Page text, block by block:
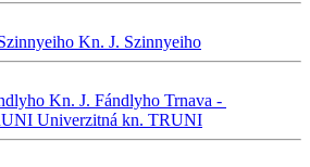
Kn. J. Szinnyeiho
Kn. J. Fándlyho Trnava -
Univerzitná kn. TRUNI